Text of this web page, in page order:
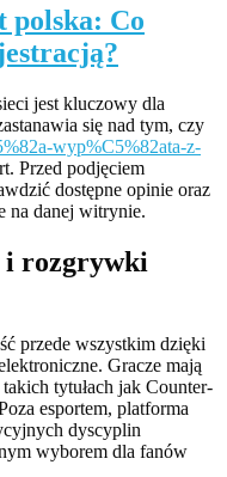
polska: Co
jest kluczowy dla
się nad tym, czy
wyp%C5%82ata-z-
Przed podjęciem
dostępne opinie oraz
na danej witrynie.
i rozgrywki
przede wszystkim dzięki
Gracze mają
tytułach jak Counter-
esportem, platforma
dyscyplin
wyborem dla fanów